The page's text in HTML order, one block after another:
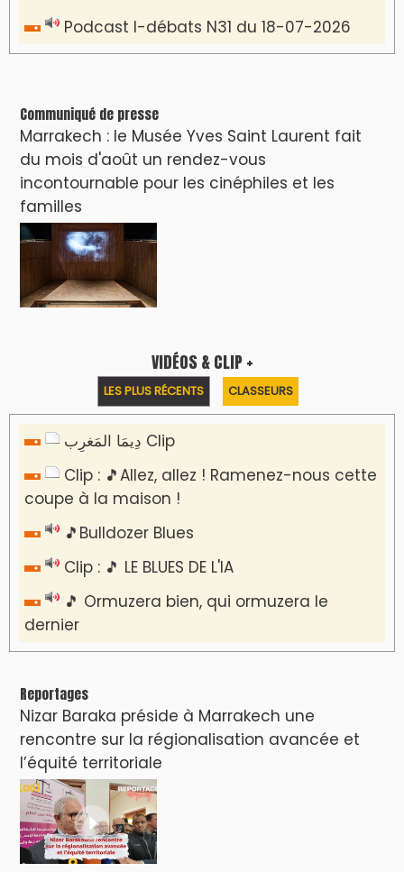
Podcast I-débats N31 du 18-07-2026
Communiqué de presse
Marrakech : le Musée Yves Saint Laurent fait
du mois d'août un rendez-vous
incontournable pour les cinéphiles et les
familles
VIDÉOS & CLIP +
LES PLUS RÉCENTS CLASSEURS
دِيمَا المَغرِب Clip
Clip : 🎵Allez, allez ! Ramenez-nous cette
coupe à la maison !
🎵Bulldozer Blues
Clip : 🎵 LE BLUES DE L'IA
🎵 Ormuzera bien, qui ormuzera le
dernier
Reportages
Nizar Baraka préside à Marrakech une
rencontre sur la régionalisation avancée et
l’équité territoriale